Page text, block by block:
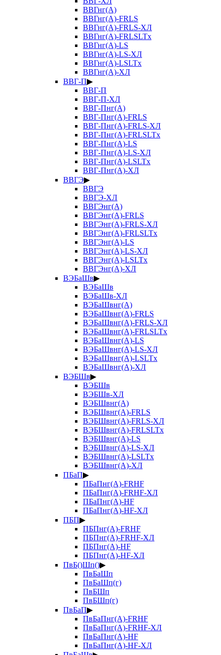
ВВГнг(А)
ВВГнг(А)-FRLS
ВВГнг(А)-FRLS-ХЛ
ВВГнг(А)-FRLSLTx
ВВГнг(А)-LS
ВВГнг(А)-LS-ХЛ
ВВГнг(А)-LSLTx
ВВГнг(А)-ХЛ
ВВГ-П▶
ВВГ-П
ВВГ-П-ХЛ
ВВГ-Пнг(А)
ВВГ-Пнг(А)-FRLS
ВВГ-Пнг(А)-FRLS-ХЛ
ВВГ-Пнг(А)-FRLSLTx
ВВГ-Пнг(А)-LS
ВВГ-Пнг(А)-LS-ХЛ
ВВГ-Пнг(А)-LSLTx
ВВГ-Пнг(А)-ХЛ
ВВГЭ▶
ВВГЭ
ВВГЭ-ХЛ
ВВГЭнг(А)
ВВГЭнг(А)-FRLS
ВВГЭнг(А)-FRLS-ХЛ
ВВГЭнг(А)-FRLSLTx
ВВГЭнг(А)-LS
ВВГЭнг(А)-LS-ХЛ
ВВГЭнг(А)-LSLTx
ВВГЭнг(А)-ХЛ
ВЭБаШв▶
ВЭБаШв
ВЭБаШв-ХЛ
ВЭБаШвнг(А)
ВЭБаШвнг(А)-FRLS
ВЭБаШвнг(А)-FRLS-ХЛ
ВЭБаШвнг(А)-FRLSLTx
ВЭБаШвнг(А)-LS
ВЭБаШвнг(А)-LS-ХЛ
ВЭБаШвнг(А)-LSLTx
ВЭБаШвнг(А)-ХЛ
ВЭБШв▶
ВЭБШв
ВЭБШв-ХЛ
ВЭБШвнг(А)
ВЭБШвнг(А)-FRLS
ВЭБШвнг(А)-FRLS-ХЛ
ВЭБШвнг(А)-FRLSLTx
ВЭБШвнг(А)-LS
ВЭБШвнг(А)-LS-ХЛ
ВЭБШвнг(А)-LSLTx
ВЭБШвнг(А)-ХЛ
ПБаП▶
ПБаПнг(А)-FRHF
ПБаПнг(А)-FRHF-ХЛ
ПБаПнг(А)-HF
ПБаПнг(А)-HF-ХЛ
ПБП▶
ПБПнг(А)-FRHF
ПБПнг(А)-FRHF-ХЛ
ПБПнг(А)-HF
ПБПнг(А)-HF-ХЛ
ПвБ()Шп()▶
ПвБаШп
ПвБаШп(г)
ПвБШп
ПвБШп(г)
ПвБаП▶
ПвБаПнг(А)-FRHF
ПвБаПнг(А)-FRHF-ХЛ
ПвБаПнг(А)-HF
ПвБаПнг(А)-HF-ХЛ